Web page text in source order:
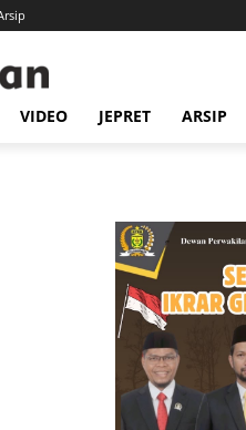
VIDEO JEPRET ARSIP